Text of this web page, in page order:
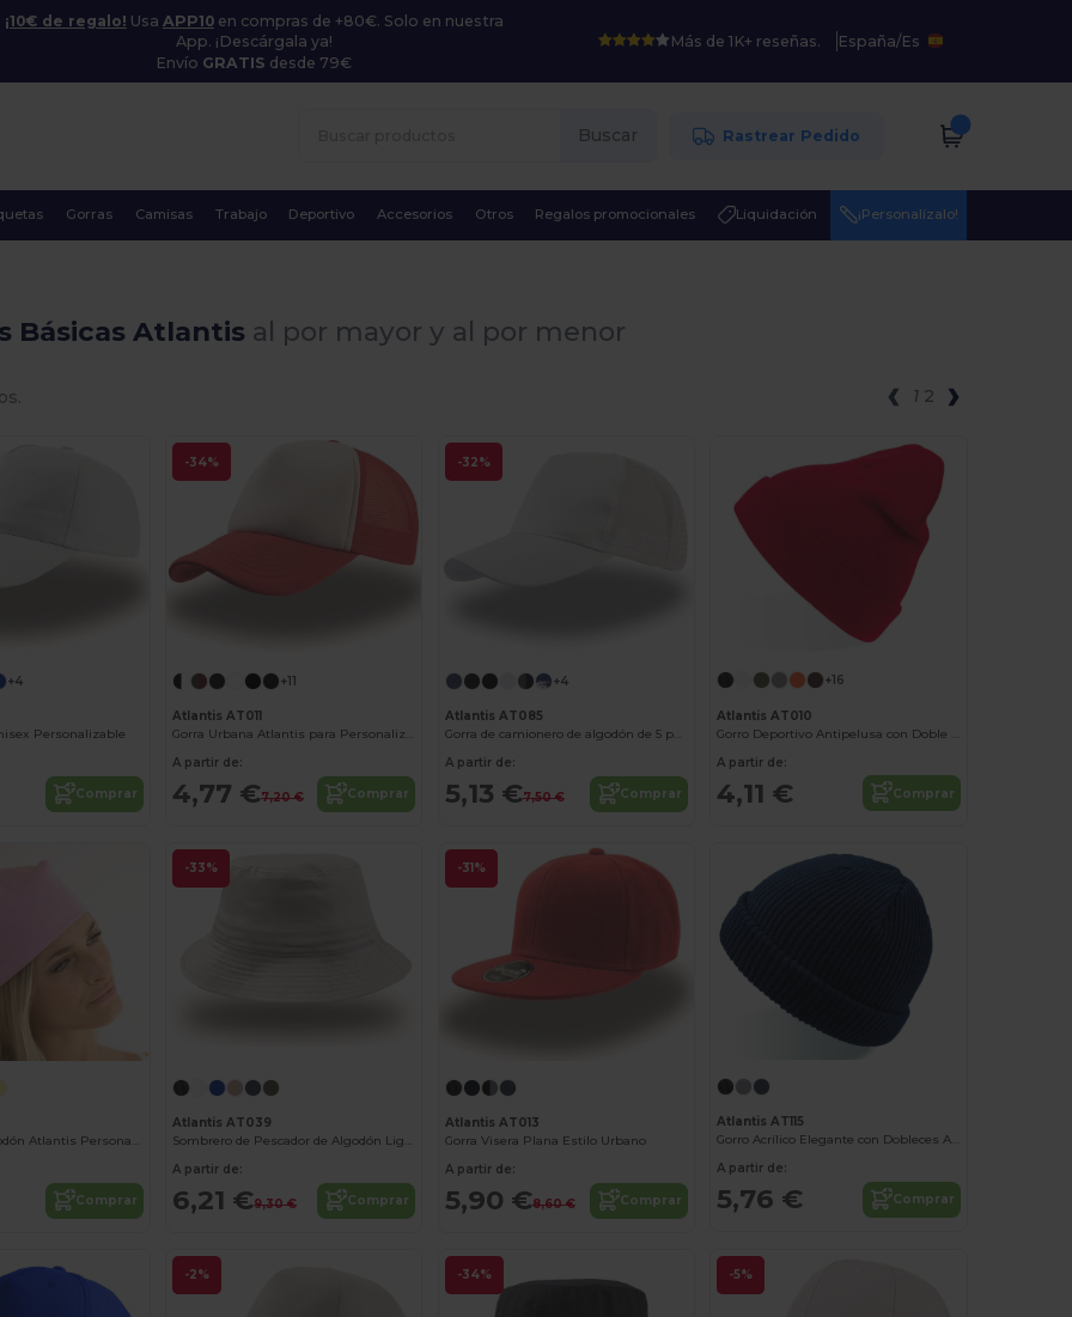
¡10€ de regalo! Usa APP10en compras de +80€. Solo en nuestra
App. ¡Descárgala ya!
Envío GRATIS desde 79€
Más de 1K+ reseñas. España/Es
Buscar Rastrear Pedido
Gorras Camisas Trabajo Deportivo Accesorios Otros Regalos promocionales Liquidación ¡Personalízalo!
Básicas Atlantis al por mayor y al por menor
1 2
+4
Personalizable
Comprar
-34%
+11
Atlantis AT011
Gorra Urbana Atlantis para Personalización
A partir de:
4,77 €7,20 € Comprar
-32%
+4
Atlantis AT085
Gorra de camionero de algodón de 5 paneles
A partir de:
5,13 €7,50 € Comprar
+16
Atlantis AT010
Gorro Deportivo Antipelusa con Doble Capa
A partir de:
4,11 € Comprar
Bandana de Algodón Atlantis Personalizable
Comprar
-33%
Atlantis AT039
Sombrero de Pescador de Algodón Ligero
A partir de:
6,21 €9,30 € Comprar
-31%
Atlantis AT013
Gorra Visera Plana Estilo Urbano
A partir de:
5,90 €8,60 € Comprar
Atlantis AT115
Gorro Acrílico Elegante con Dobleces Atlantis
A partir de:
5,76 € Comprar
-2% -34% -5%